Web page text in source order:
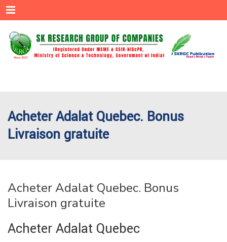
Menu
Acheter Adalat Quebec. Bonus
Livraison gratuite
Acheter Adalat Quebec. Bonus
Livraison gratuite
Acheter Adalat Quebec